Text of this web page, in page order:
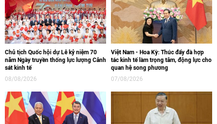
Chủ tịch Quốc hội dự Lễ kỷ niệm 70
năm Ngày truyền thống lực lượng Cảnh
sát kinh tế
08/08/2026
Việt Nam - Hoa Kỳ: Thúc đẩy đà hợp
tác kinh tế làm trọng tâm, động lực cho
quan hệ song phương
07/08/2026